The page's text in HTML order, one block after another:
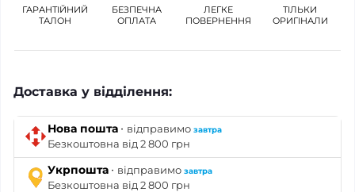
ГАРАНТІЙНИЙ
ТАЛОН
БЕЗПЕЧНА
ОПЛАТА
ЛЕГКЕ
ПОВЕРНЕННЯ
ТІЛЬКИ
ОРИГІНАЛИ
Доставка у відділення:
Нова пошта · відправимо завтра
Безкоштовна від 2 800 грн
Укрпошта · відправимо завтра
Безкоштовна від 2 800 грн